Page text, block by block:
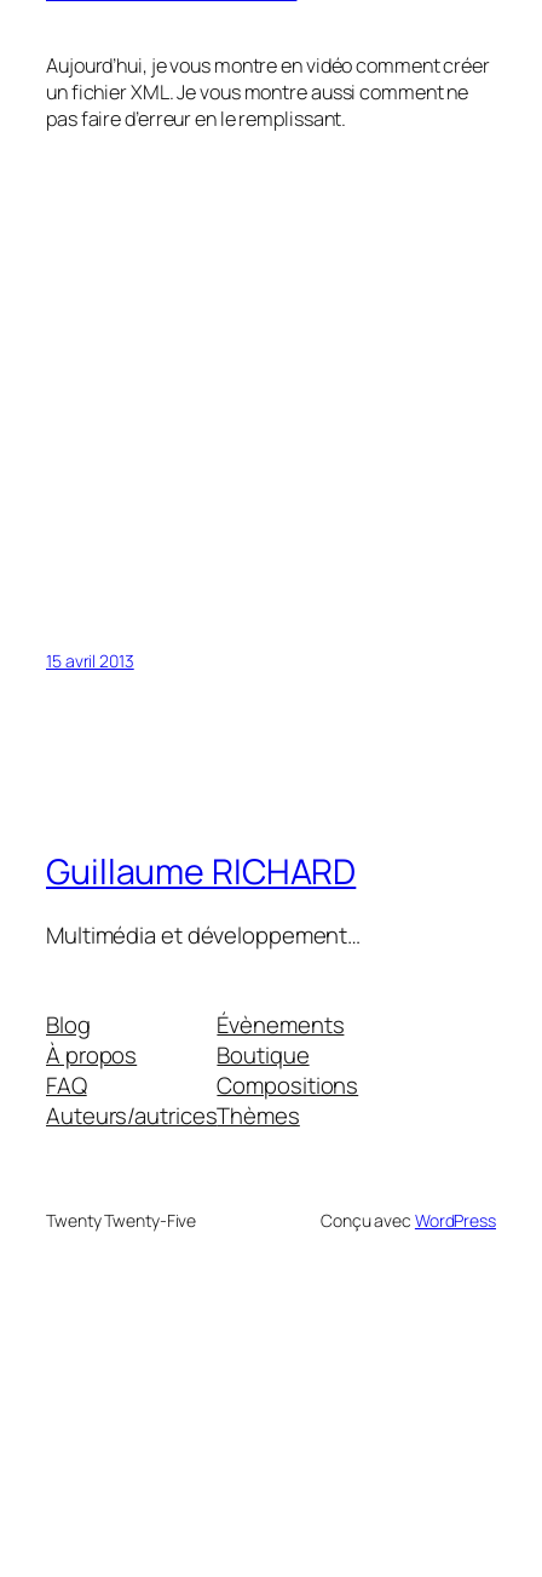
Aujourd’hui, je vous montre en vidéo comment créer
un fichier XML. Je vous montre aussi comment ne
pas faire d’erreur en le remplissant.
15 avril 2013
Guillaume RICHARD
Multimédia et développement…
Blog
À propos
FAQ
Auteurs/autrices
Évènements
Boutique
Compositions
Thèmes
Twenty Twenty-Five Conçu avec WordPress